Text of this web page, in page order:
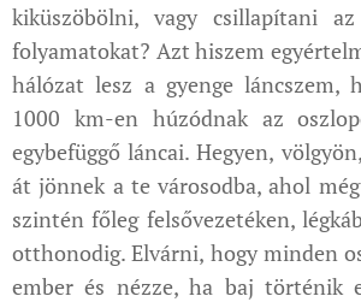
kiküszöbölni, vagy csillapítani
folyamatokat? Azt hiszem
hálózat lesz a gyenge láncszem,
1000 km-en húzódnak az
egybefüggő láncai. Hegyen,
át jönnek a te városodba, ahol
szintén főleg felsővezetéken,
otthonodig. Elvárni, hogy minden
ember és nézze, ha baj történik